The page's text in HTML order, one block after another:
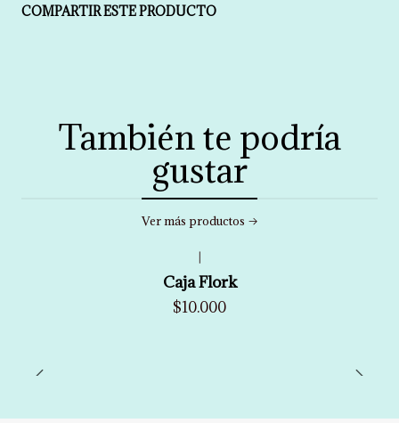
COMPARTIR ESTE PRODUCTO
También te podría
gustar
Ver más productos
Caja Flork
$10.000